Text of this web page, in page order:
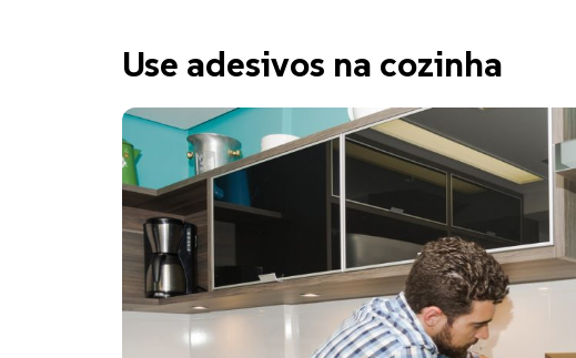
Use adesivos na cozinha